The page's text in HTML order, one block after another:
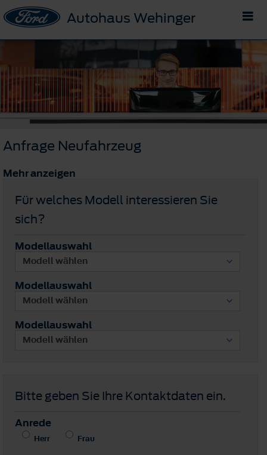
Autohaus Wehinger
Anfrage Neufahrzeug
Mehr anzeigen
Für welches Modell interessieren Sie
sich?
Modellauswahl
Modellauswahl
Modellauswahl
Bitte geben Sie Ihre Kontaktdaten ein.
Anrede
Herr Frau